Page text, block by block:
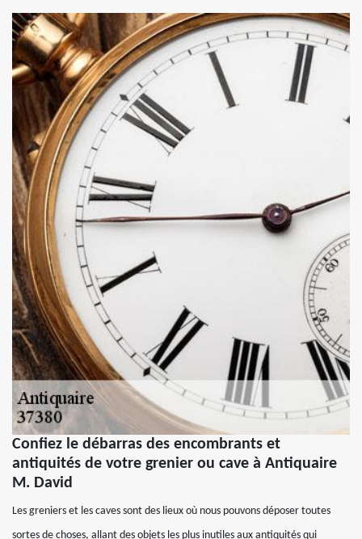
Confiez le débarras des encombrants et
antiquités de votre grenier ou cave à Antiquaire
M. David
Les greniers et les caves sont des lieux où nous pouvons déposer toutes
sortes de choses, allant des objets les plus inutiles aux antiquités qui